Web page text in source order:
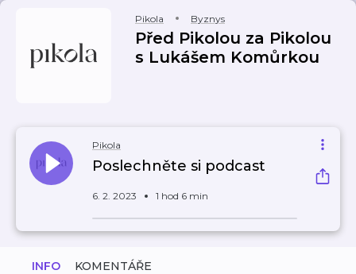
Pikola Byznys
Před Pikolou za Pikolou
s Lukášem Komůrkou
Pikola
Poslechněte si podcast
6. 2. 2023 1 hod 6 min
INFO KOMENTÁŘE